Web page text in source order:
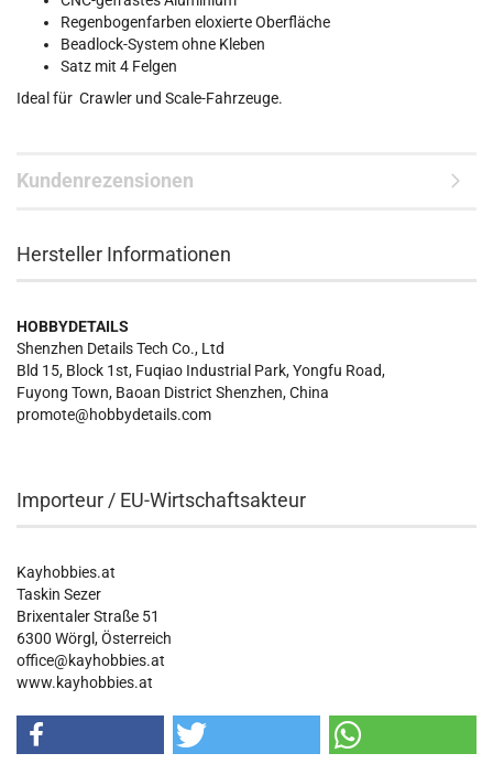
Regenbogenfarben eloxierte Oberfläche
Beadlock-System ohne Kleben
Satz mit 4 Felgen
Ideal für Crawler und Scale-Fahrzeuge.
Kundenrezensionen
Hersteller Informationen
HOBBYDETAILS
Shenzhen Details Tech Co., Ltd
Bld 15, Block 1st, Fuqiao Industrial Park, Yongfu Road,
Fuyong Town, Baoan District Shenzhen, China
promote@hobbydetails.com
Importeur / EU-Wirtschaftsakteur
Kayhobbies.at
Taskin Sezer
Brixentaler Straße 51
6300 Wörgl, Österreich
office@kayhobbies.at
www.kayhobbies.at